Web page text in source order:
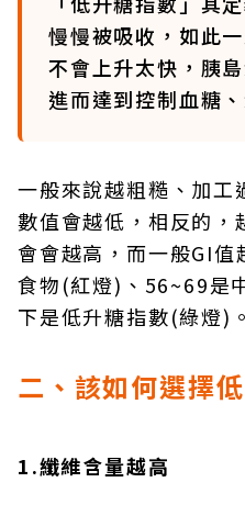
慢慢被吸收，如此
不會上升太快，胰
進而達到控制血糖
一般來說越粗糙、加工
數值會越低，相反的，
會會越高，而一般GI
食物(紅燈)、56~69是
下是低升糖指數(綠燈)。
二、該如何選擇
1.纖維含量越高